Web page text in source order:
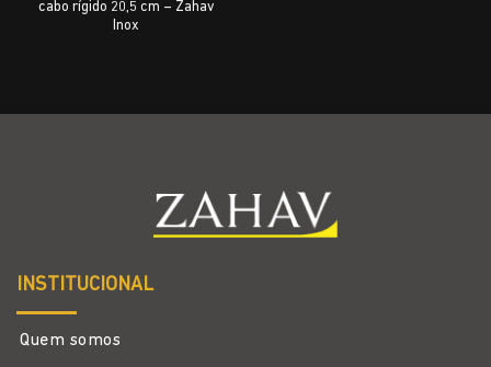
cabo rígido 20,5 cm – Zahav
Inox
INSTITUCIONAL
Quem somos